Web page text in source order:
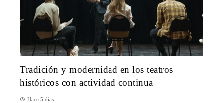
Tradición y modernidad en los teatros
históricos con actividad continua
Hace 5 días